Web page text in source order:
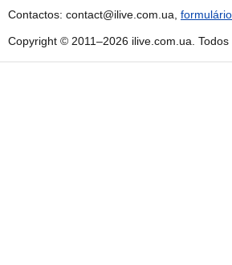
Contactos: contact@ilive.com.ua,
Copyright © 2011–2026 ilive.com.ua. Todos